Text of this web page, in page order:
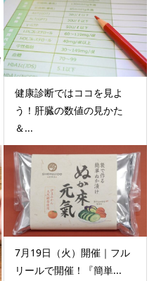
健康診断ではココを見よ
う！肝臓の数値の見かた
＆...
7月19日（火）開催｜フル
リールで開催！『簡単...